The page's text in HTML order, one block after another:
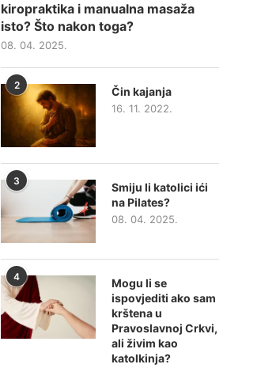
kiropraktika i manualna masaža
isto? Što nakon toga?
08. 04. 2025.
2 Čin kajanja
16. 11. 2022.
3
Smiju li katolici ići
na Pilates?
08. 04. 2025.
4
Mogu li se
ispovjediti ako sam
krštena u
Pravoslavnoj Crkvi,
ali živim kao
katolkinja?